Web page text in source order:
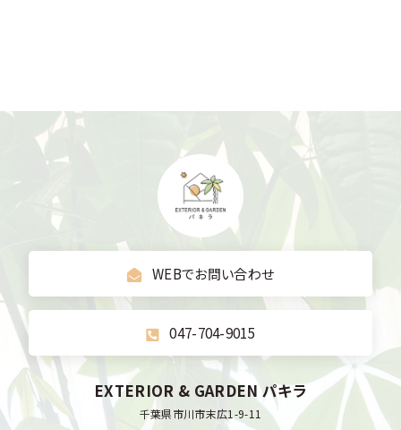
WEBでお問い合わせ
047-704-9015
EXTERIOR & GARDEN パキラ
千葉県市川市末広1-9-11